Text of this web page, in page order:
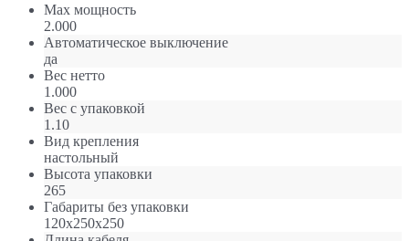
Max мощность
2.000
Автоматическое выключение
да
Вес нетто
1.000
Вес с упаковкой
1.10
Вид крепления
настольный
Высота упаковки
265
Габариты без упаковки
120х250х250